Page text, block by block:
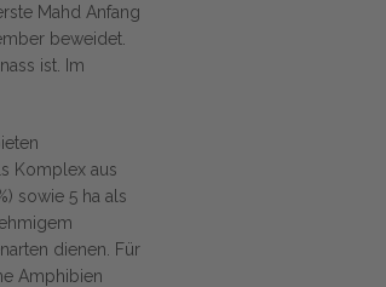
Mahd Anfang
beweidet.
ist. Im
Komplex aus
sowie 5 ha als
dienen. Für
Amphibien